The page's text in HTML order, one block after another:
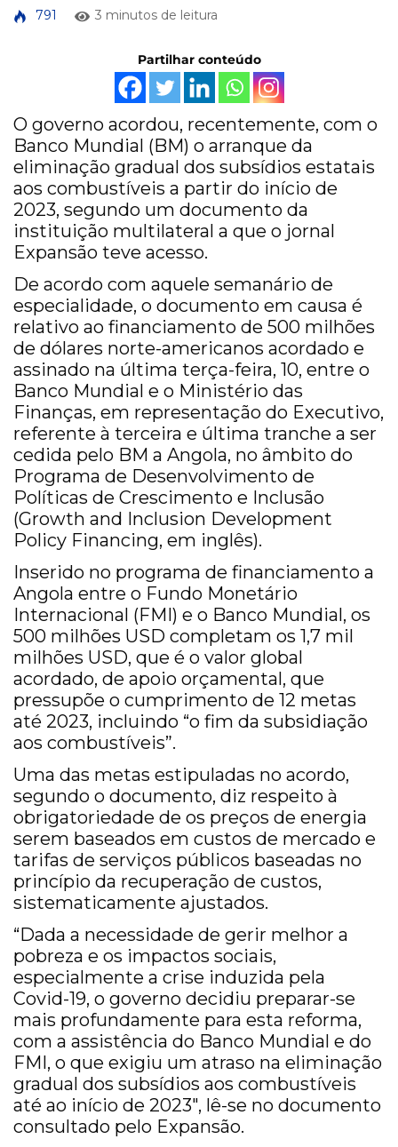
791
3 minutos de leitura
Partilhar conteúdo
O governo acordou, recentemente, com o
Banco Mundial (BM) o arranque da
eliminação gradual dos subsídios estatais
aos combustíveis a partir do início de
2023, segundo um documento da
instituição multilateral a que o jornal
Expansão teve acesso.
De acordo com aquele semanário de
especialidade, o documento em causa é
relativo ao financiamento de 500 milhões
de dólares norte-americanos acordado e
assinado na última terça-feira, 10, entre o
Banco Mundial e o Ministério das
Finanças, em representação do Executivo,
referente à terceira e última tranche a ser
cedida pelo BM a Angola, no âmbito do
Programa de Desenvolvimento de
Políticas de Crescimento e Inclusão
(Growth and Inclusion Development
Policy Financing, em inglês).
Inserido no programa de financiamento a
Angola entre o Fundo Monetário
Internacional (FMI) e o Banco Mundial, os
500 milhões USD completam os 1,7 mil
milhões USD, que é o valor global
acordado, de apoio orçamental, que
pressupõe o cumprimento de 12 metas
até 2023, incluindo “o fim da subsidiação
aos combustíveis”.
Uma das metas estipuladas no acordo,
segundo o documento, diz respeito à
obrigatoriedade de os preços de energia
serem baseados em custos de mercado e
tarifas de serviços públicos baseadas no
princípio da recuperação de custos,
sistematicamente ajustados.
“Dada a necessidade de gerir melhor a
pobreza e os impactos sociais,
especialmente a crise induzida pela
Covid-19, o governo decidiu preparar-se
mais profundamente para esta reforma,
com a assistência do Banco Mundial e do
FMI, o que exigiu um atraso na eliminação
gradual dos subsídios aos combustíveis
até ao início de 2023″, lê-se no documento
consultado pelo Expansão.